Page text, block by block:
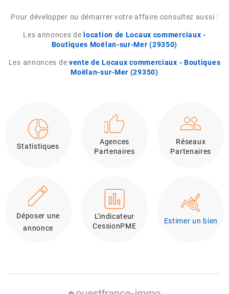
Pour développer ou démarrer votre affaire consultez aussi :
Les annonces de location de Locaux commerciaux -
Boutiques Moëlan-sur-Mer (29350)
Les annonces de vente de Locaux commerciaux - Boutiques
Moëlan-sur-Mer (29350)
Statistiques
Agences
Partenaires
Réseaux
Partenaires
Déposer une
annonce
L'indicateur
CessionPME
Estimer un bien